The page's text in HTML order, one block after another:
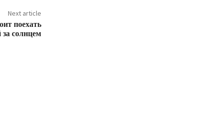
Next article
поехать
за солнцем